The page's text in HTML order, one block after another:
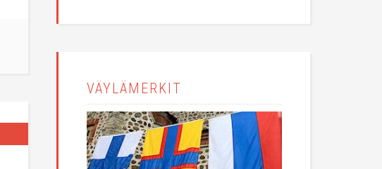
VÄYLÄMERKIT